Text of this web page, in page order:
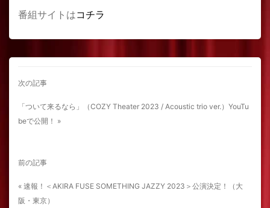
番組サイトはコチラ
前の記事
« 速報！＜AKIRA FUSE SOMETHING JAZZY 2023＞公演決定！（大
阪・東京）
次の記事
「ついて来るなら」（COZY Theater 2023 / Acoustic trio ver.）YouTu
beで公開！ »